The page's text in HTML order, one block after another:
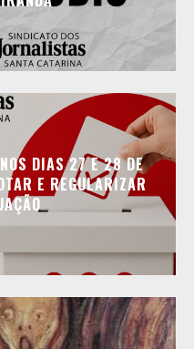
DIAS 27 E 28 DE
E REGULARIZAR